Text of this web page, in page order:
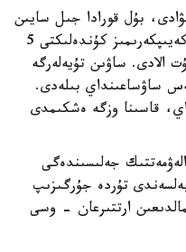
بۇل قورادا جىل سايىن
8-9 شاقتى بوتا دۇنيەگە كەلەدى. كەيىپكەرىمىز كۇندەلىكتى 5
ليتردەي ءسۇت الادى. ساۋىن تۇيەلەرگە
ساۋساعىنداي بىلەدى.
قاسىنا وزگە ەشكىمدى
تاڭشولپان فايزراحمانوۆا Tik-Tok الەۋمەتتىك جەلىسىندەگى
تۇردە جۇرگىزىپ
ارتتىرعان - وسى